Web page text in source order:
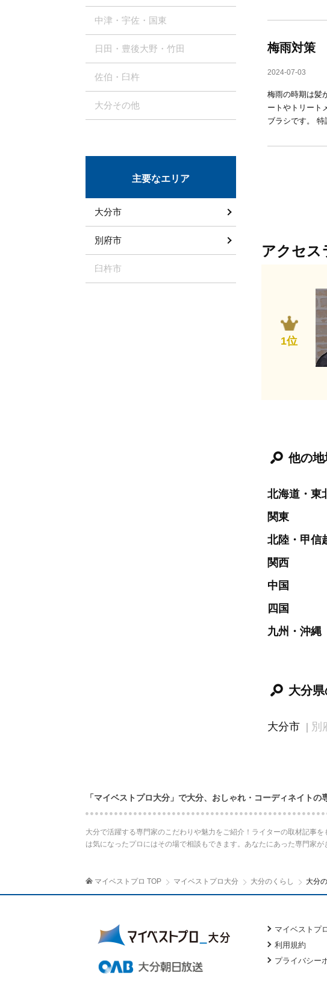
梅雨対策
2024-07-03
梅雨の時期は髪
ートやトリート
ブラシです。 特
アクセス
1位
他の
北海道・東
関東
北陸・甲信
関西
中国
四国
九州・沖縄
大分
大分市 別
中津・宇佐・国東
日田・豊後大野・竹田
佐伯・臼杵
大分その他
主要なエリア
大分市
別府市
臼杵市
「マイベストプロ大分」で大分、おしゃれ・コーディネイト
大分で活躍する専門家のこだわりや魅力をご紹介！ライターの取材記事
は気になったプロにはその場で相談もできます。あなたにあった専門家
マイベストプロ TOP マイベストプロ大分 大分のくらし 大分
マイベストプ
利用規約
プライバシー